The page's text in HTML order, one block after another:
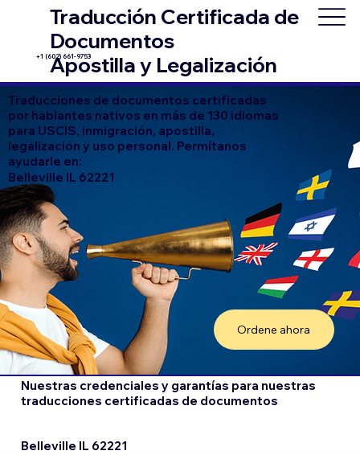
Traducción Certificada de
Documentos
Apostilla y Legalización
+1 (602) 661-9753
Traducciones de documentos certificadas
por hablantes nativos en más de 130 idiomas
para USCIS, inmigración, apostilla,
legalización y uso personal. Permítanos
ayudarle en:
Belleville IL 62221
Ordene ahora
Nuestras credenciales y garantías para nuestras
traducciones certificadas de documentos
Belleville IL 62221